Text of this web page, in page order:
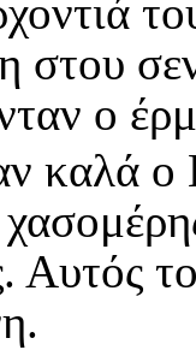
στου
ο
καλά ο
Αυτός